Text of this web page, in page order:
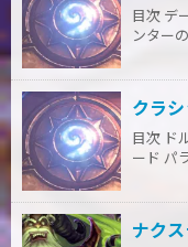
目次 デ
ンター
クラ
目次 ド
ード パ
ナク